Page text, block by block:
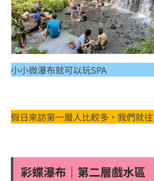
小小微瀑布就可以玩SPA
假日來訪第一層人比較多，我們就
彩蝶瀑布｜第二層戲水區